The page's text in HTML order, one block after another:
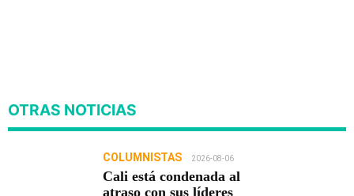
OTRAS NOTICIAS
COLUMNISTAS 2026-08-06
Cali está condenada al
atraso con sus líderes